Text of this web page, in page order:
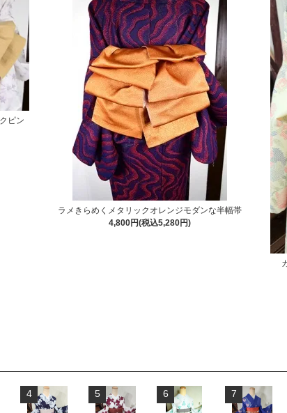
ピン
ラメきらめくメタリックオレンジモダンな半幅帯
4,800円(税込5,280円)
4 5 6 7